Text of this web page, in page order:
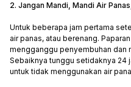
2. Jangan Mandi, Mandi Air
Untuk beberapa jam pertama
air panas, atau berenang.
mengganggu penyembuhan dan
Sebaiknya tunggu setidaknya 24
untuk tidak menggunakan air